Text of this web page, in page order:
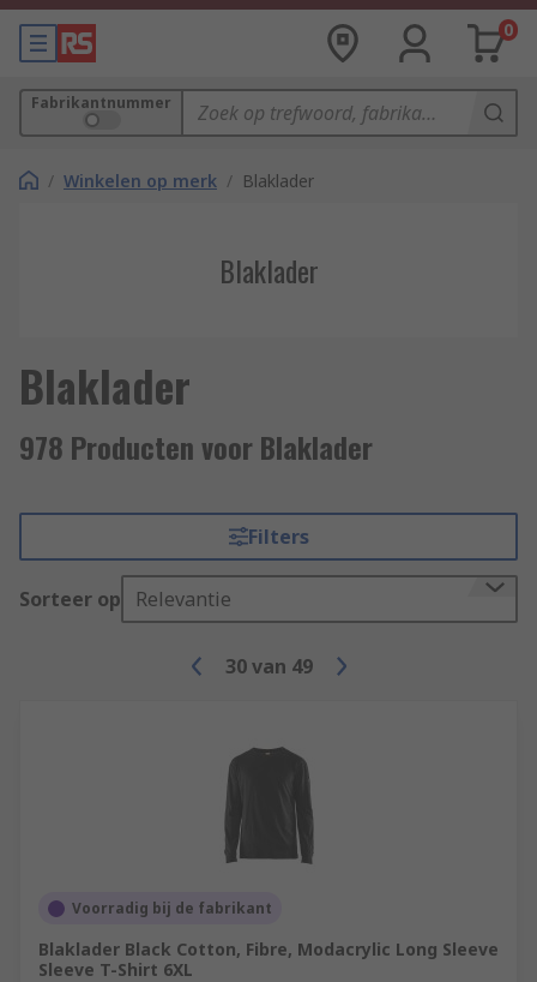
0
Fabrikantnummer
/ Winkelen op merk / Blaklader
Blaklader
Blaklader
978 Producten voor Blaklader
Filters
Sorteer op Relevantie
30 van 49
Voorradig bij de fabrikant
Blaklader Black Cotton, Fibre, Modacrylic Long Sleeve
Sleeve T-Shirt 6XL